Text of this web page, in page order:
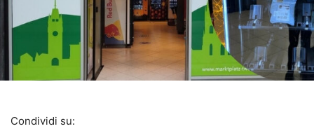
Condividi su: